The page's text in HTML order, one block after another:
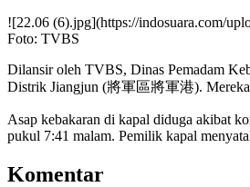
![22.06 (6).jpg](https://indosuara.com/
Foto: TVBS
Dilansir oleh TVBS, Dinas Pemadam
Distrik Jiangjun (將軍區將軍港). Mereka
Asap kebakaran di kapal diduga akibat
pukul 7:41 malam. Pemilik kapal
Komentar